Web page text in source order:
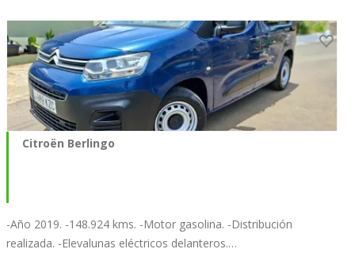
Citroën Berlingo
-Año 2019. -148.924 kms. -Motor gasolina. -Distribución
realizada. -Elevalunas eléctricos delanteros.…